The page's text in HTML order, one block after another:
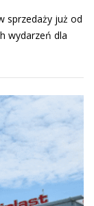
sprzedaży już od
wydarzeń dla